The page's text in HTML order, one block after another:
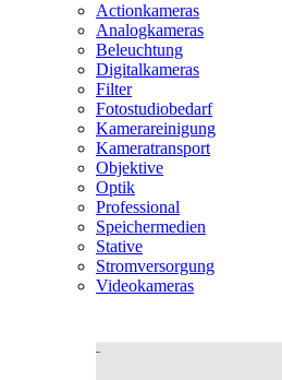
Actionkameras
Analogkameras
Beleuchtung
Digitalkameras
Filter
Fotostudiobedarf
Kamerareinigung
Kameratransport
Objektive
Optik
Professional
Speichermedien
Stative
Stromversorgung
Videokameras